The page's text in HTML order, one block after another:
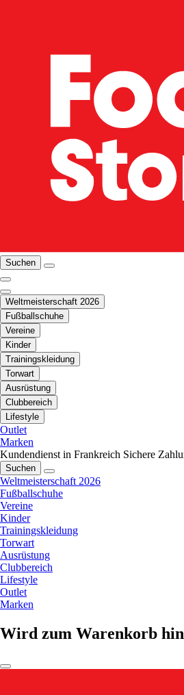
Suchen
Weltmeisterschaft 2026
Fußballschuhe
Vereine
Kinder
Trainingskleidung
Torwart
Ausrüstung
Clubbereich
Lifestyle
Outlet
Marken
Kundendienst in Frankreich Sichere
Suchen
Weltmeisterschaft 2026
Fußballschuhe
Vereine
Kinder
Trainingskleidung
Torwart
Ausrüstung
Clubbereich
Lifestyle
Outlet
Marken
Wird zum Warenkorb